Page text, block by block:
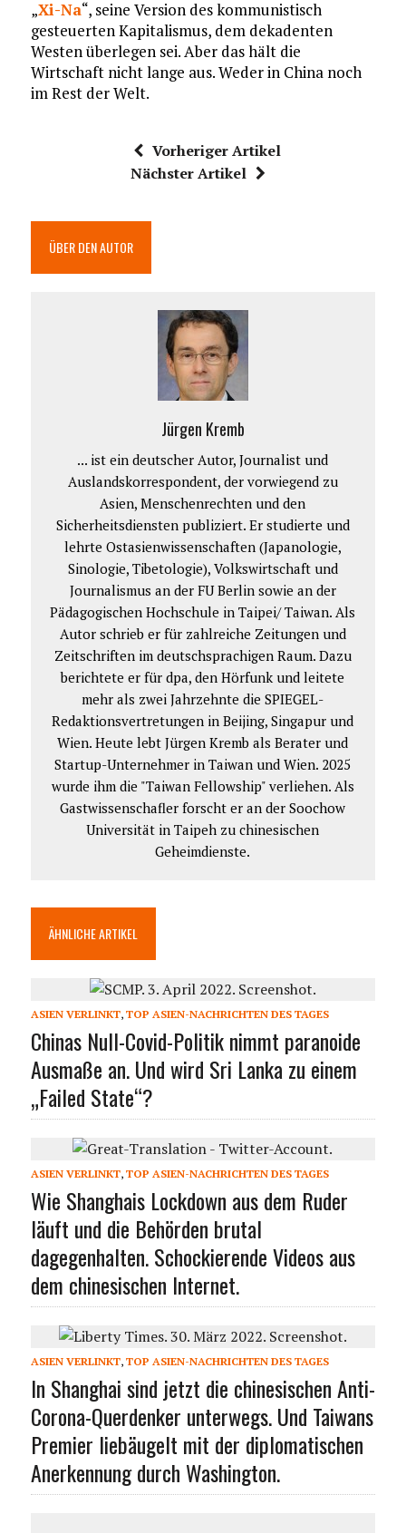
„Xi-Na“, seine Version des kommunistisch
gesteuerten Kapitalismus, dem dekadenten
Westen überlegen sei. Aber das hält die
Wirtschaft nicht lange aus. Weder in China noch
im Rest der Welt.
Vorheriger Artikel
Nächster Artikel
ÜBER DEN AUTOR
Jürgen Kremb
... ist ein deutscher Autor, Journalist und
Auslandskorrespondent, der vorwiegend zu
Asien, Menschenrechten und den
Sicherheitsdiensten publiziert. Er studierte und
lehrte Ostasienwissenschaften (Japanologie,
Sinologie, Tibetologie), Volkswirtschaft und
Journalismus an der FU Berlin sowie an der
Pädagogischen Hochschule in Taipei/ Taiwan. Als
Autor schrieb er für zahlreiche Zeitungen und
Zeitschriften im deutschsprachigen Raum. Dazu
berichtete er für dpa, den Hörfunk und leitete
mehr als zwei Jahrzehnte die SPIEGEL-
Redaktionsvertretungen in Beijing, Singapur und
Wien. Heute lebt Jürgen Kremb als Berater und
Startup-Unternehmer in Taiwan und Wien. 2025
wurde ihm die "Taiwan Fellowship" verliehen. Als
Gastwissenschafler forscht er an der Soochow
Universität in Taipeh zu chinesischen
Geheimdienste.
ÄHNLICHE ARTIKEL
ASIEN VERLINKT, TOP ASIEN-NACHRICHTEN DES TAGES
Chinas Null-Covid-Politik nimmt paranoide
Ausmaße an. Und wird Sri Lanka zu einem
„Failed State“?
ASIEN VERLINKT, TOP ASIEN-NACHRICHTEN DES TAGES
Wie Shanghais Lockdown aus dem Ruder
läuft und die Behörden brutal
dagegenhalten. Schockierende Videos aus
dem chinesischen Internet.
ASIEN VERLINKT, TOP ASIEN-NACHRICHTEN DES TAGES
In Shanghai sind jetzt die chinesischen Anti-
Corona-Querdenker unterwegs. Und Taiwans
Premier liebäugelt mit der diplomatischen
Anerkennung durch Washington.